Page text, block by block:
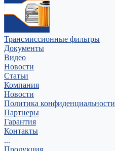
Трансмиссионные фильтры
Документы
Видео
Новости
Статьи
Компания
Новости
Политика конфиденциальности
Партнеры
Гарантия
Контакты
...
Продукция